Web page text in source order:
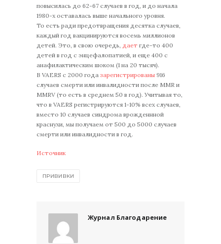
повысилась до 62-67 случаев в год, и до начала
1980-х оставалась выше начального уровня.
То есть ради предотвращения десятка случаев,
каждый год вакцинируются восемь миллионов
детей. Это, в свою очередь, дает где-то 400
детей в год с энцефалопатией, и еще 400 с
анафилактическим шоком (1 на 20 тысяч).
В VAERS с 2000 года зарегистрированы 916
случаев смерти или инвалидности после MMR и
MMRV (то есть в среднем 50 в год). Учитывая то,
что в VAERS регистрируются 1-10% всех случаев,
вместо 10 случаев синдрома врожденнной
краснухи, мы получаем от 500 до 5000 случаев
смерти или инвалидности в год.
Источник
ПРИВИВКИ
Журнал Благодарение